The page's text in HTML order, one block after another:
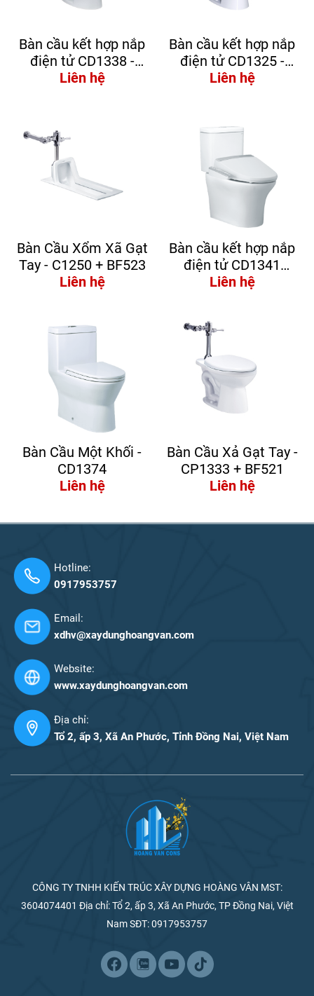
Bàn cầu kết hợp nắp
điện tử CD1338 -
TAF200H
Liên hệ
Bàn cầu kết hợp nắp
điện tử CD1325 -
TAF200H
Liên hệ
Bàn Cầu Xổm Xã Gạt
Tay - C1250 + BF523
Liên hệ
Bàn cầu kết hợp nắp
điện tử CD1341
+TAF200H
Liên hệ
Bàn Cầu Một Khối -
CD1374
Liên hệ
Bàn Cầu Xả Gạt Tay -
CP1333 + BF521
Liên hệ
Hotline:
0917953757
Email:
xdhv@xaydunghoangvan.com
Website:
www.xaydunghoangvan.com
Địa chỉ:
Tổ 2, ấp 3, Xã An Phước, Tỉnh Đồng Nai, Việt Nam
CÔNG TY TNHH KIẾN TRÚC XÂY DỰNG HOÀNG VÂN MST:
3604074401 Địa chỉ: Tổ 2, ấp 3, Xã An Phước, TP Đồng Nai, Việt
Nam SĐT: 0917953757